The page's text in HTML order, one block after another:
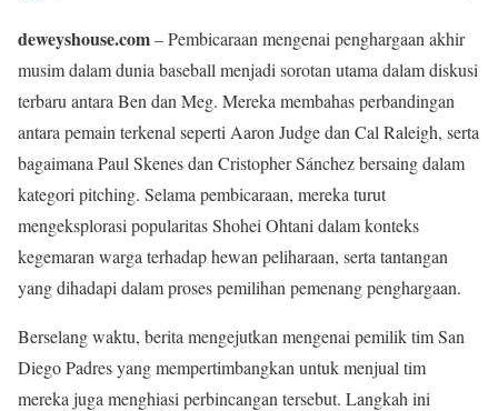
deweyshouse.com– Pembicaraan mengenai penghargaan akhir
musim dalam dunia baseball menjadi sorotan utama dalam diskusi
terbaru antara Ben dan Meg. Mereka membahas perbandingan
antara pemain terkenal seperti Aaron Judge dan Cal Raleigh, serta
bagaimana Paul Skenes dan Cristopher Sánchez bersaing dalam
kategori pitching. Selama pembicaraan, mereka turut
mengeksplorasi popularitas Shohei Ohtani dalam konteks
kegemaran warga terhadap hewan peliharaan, serta tantangan
yang dihadapi dalam proses pemilihan pemenang penghargaan.
Berselang waktu, berita mengejutkan mengenai pemilik tim San
Diego Padres yang mempertimbangkan untuk menjual tim
mereka juga menghiasi perbincangan tersebut. Langkah ini